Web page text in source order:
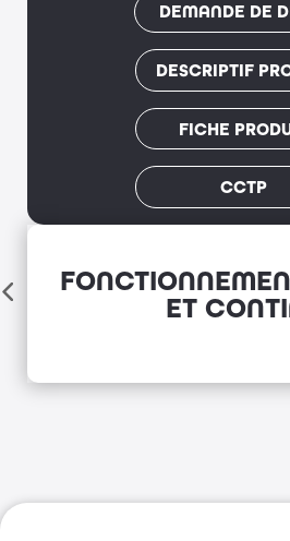
DEMANDE DE
DESCRIPTIF
FICHE
CCTP
ET